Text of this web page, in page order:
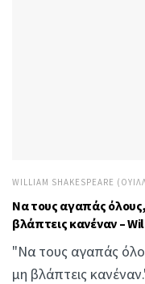
WILLIAM SHAKESPEARE
Να τους αγαπάς
βλάπτεις κανέναν –
"Να τους αγαπάς
μη βλάπτεις